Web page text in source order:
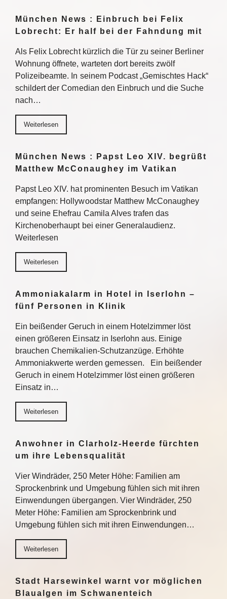
München News : Einbruch bei Felix
Lobrecht: Er half bei der Fahndung mit
Als Felix Lobrecht kürzlich die Tür zu seiner Berliner
Wohnung öffnete, warteten dort bereits zwölf
Polizeibeamte. In seinem Podcast „Gemischtes Hack“
schildert der Comedian den Einbruch und die Suche
nach…
Weiterlesen
München News : Papst Leo XIV. begrüßt
Matthew McConaughey im Vatikan
Papst Leo XIV. hat prominenten Besuch im Vatikan
empfangen: Hollywoodstar Matthew McConaughey
und seine Ehefrau Camila Alves trafen das
Kirchenoberhaupt bei einer Generalaudienz.
Weiterlesen
Weiterlesen
Ammoniakalarm in Hotel in Iserlohn –
fünf Personen in Klinik
Ein beißender Geruch in einem Hotelzimmer löst
einen größeren Einsatz in Iserlohn aus. Einige
brauchen Chemikalien-Schutzanzüge. Erhöhte
Ammoniakwerte werden gemessen. Ein beißender
Geruch in einem Hotelzimmer löst einen größeren
Einsatz in…
Weiterlesen
Anwohner in Clarholz-Heerde fürchten
um ihre Lebensqualität
Vier Windräder, 250 Meter Höhe: Familien am
Sprockenbrink und Umgebung fühlen sich mit ihren
Einwendungen übergangen. Vier Windräder, 250
Meter Höhe: Familien am Sprockenbrink und
Umgebung fühlen sich mit ihren Einwendungen…
Weiterlesen
Stadt Harsewinkel warnt vor möglichen
Blaualgen im Schwanenteich